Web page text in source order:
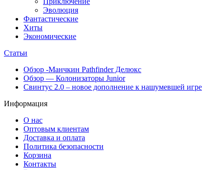
Эволюция
Фантастические
Хиты
Экономические
Статьи
Обзор -Манчкин Pathfinder Делюкс
Обзор — Колонизаторы Junior
Свинтус 2.0 – новое дополнение к нашумевшей игре
Информация
О нас
Оптовым клиентам
Доставка и оплата
Политика безопасности
Корзина
Контакты